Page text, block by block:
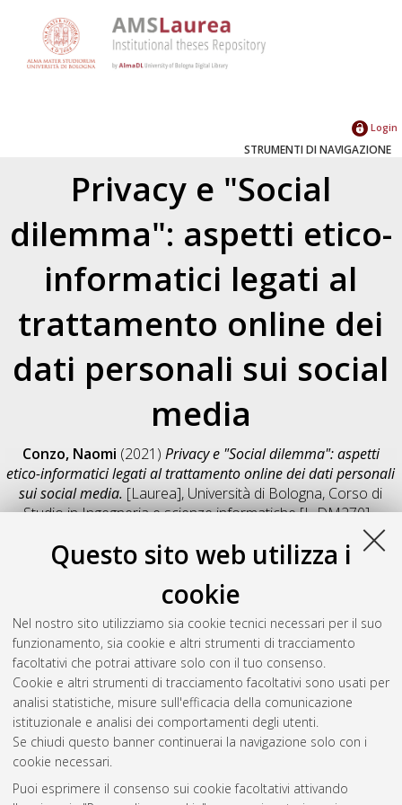
Questo sito web utilizza i
cookie
Nel nostro sito utilizziamo sia cookie tecnici necessari per il suo
funzionamento, sia cookie e altri strumenti di tracciamento
facoltativi che potrai attivare solo con il tuo consenso.
Cookie e altri strumenti di tracciamento facoltativi sono usati per
analisi statistiche, misure sull'efficacia della comunicazione
istituzionale e analisi dei comportamenti degli utenti.
Se chiudi questo banner continuerai la navigazione solo con i
cookie necessari.
Puoi esprimere il consenso sui cookie facoltativi attivando
Login
STRUMENTI DI NAVIGAZIONE
Privacy e "Social
dilemma": aspetti etico-
informatici legati al
trattamento online dei
dati personali sui social
media
Conzo, Naomi (2021) Privacy e "Social dilemma": aspetti
etico-informatici legati al trattamento online dei dati personali
sui social media. [Laurea], Università di Bologna, Corso di
Studio inIngegneria e scienze informatiche [L-DM270] -
Salva citazione
Condividi
Il full-text non è disponibile per scelta dell'autore. (
Abstract
Altri metadati
Gestione del documento:
Atom